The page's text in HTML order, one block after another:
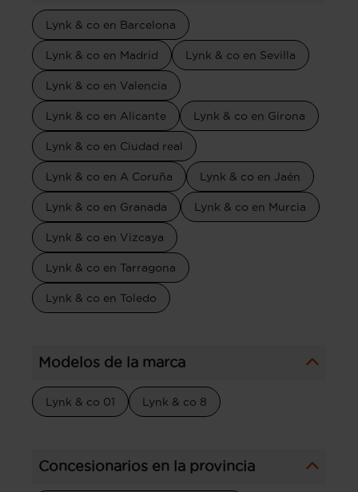
Lynk & co en Barcelona
Lynk & co en Madrid Lynk & co en Sevilla
Lynk & co en Valencia
Lynk & co en Alicante Lynk & co en Girona
Lynk & co en Ciudad real
Lynk & co en A Coruña Lynk & co en Jaén
Lynk & co en Granada Lynk & co en Murcia
Lynk & co en Vizcaya
Lynk & co en Tarragona
Lynk & co en Toledo
Modelos de la marca
Lynk & co 01 Lynk & co 8
Concesionarios en la provincia